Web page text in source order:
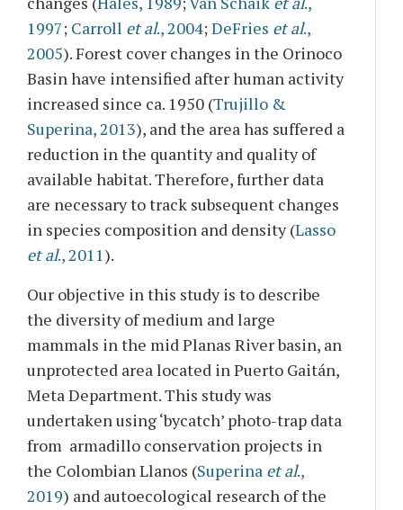
1997; Carroll et al., 2004;DeFries et al.,
2005). Forest cover changes in the Orinoco
Basin have intensified after human activity
increased since ca. 1950 (Trujillo &
Superina, 2013), and the area has suffered a
reduction in the quantity and quality of
available habitat. Therefore, further data
are necessary to track subsequent changes
in species composition and density (Lasso
et al., 2011).
Our objective in this study is to describe
the diversity of medium and large
mammals in the mid Planas River basin, an
unprotected area located in Puerto Gaitán,
Meta Department. This study was
undertaken using ‘bycatch’ photo-trap data
from armadillo conservation projects in
the Colombian Llanos (Superina et al.,
2019) and autoecological research of the